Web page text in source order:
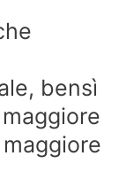
bensì